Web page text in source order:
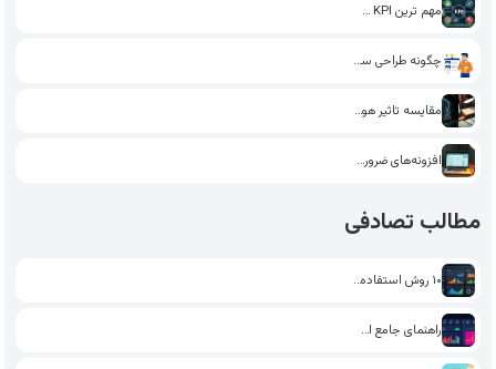
مهم ترین KPI سئو تاثیرگذار…
چگونه طراحی سایت یاد بگیریم؟…
مقایسه تاثیر هوش مصنوعی و…
افزونه‌های ضروری وردپرس: انتخاب بهترین‌ها…
مطالب تصادفی
۱۰ روش استفاده از هوش…
راهنمای جامع استفاده از گیفت…